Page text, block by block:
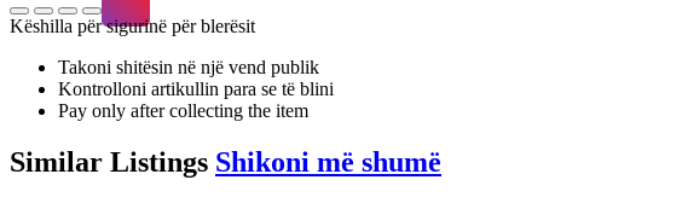
Këshilla për sigurinë për blerësit
Takoni shitësin në një vend publik
Kontrolloni artikullin para se të blini
Pay only after collecting the item
Similar Listings Shikoni më shumë